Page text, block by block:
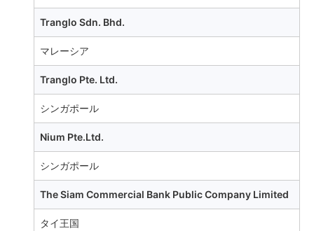
Tranglo Sdn. Bhd.
マレーシア
Tranglo Pte. Ltd.
シンガポール
Nium Pte.Ltd.
シンガポール
The Siam Commercial Bank Public Company Limited
タイ王国